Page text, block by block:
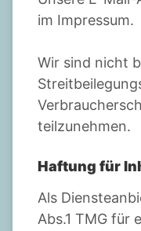
im Impressum.
Wir sind nicht
teilzunehmen.
Haftung für
Als
Abs.1 TMG für